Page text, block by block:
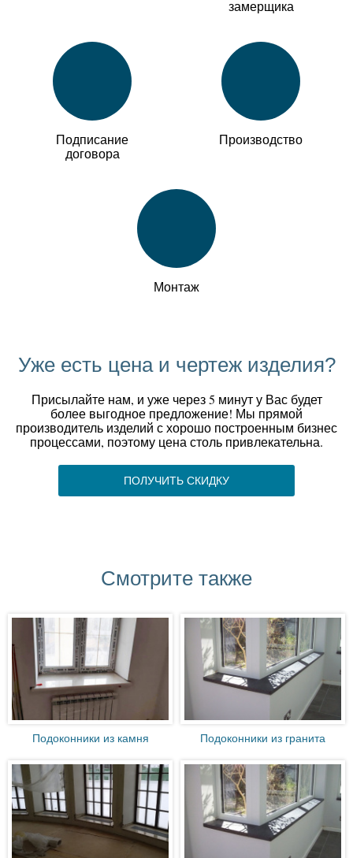
замерщика
Подписание
договора
Производство
Монтаж
Уже есть цена и чертеж изделия?
Присылайте нам, и уже через 5 минут у Вас будет
более выгодное предложение! Мы прямой
производитель изделий с хорошо построенным бизнес
процессами, поэтому цена столь привлекательна.
ПОЛУЧИТЬ СКИДКУ
Смотрите также
Подоконники из камня Подоконники из гранита